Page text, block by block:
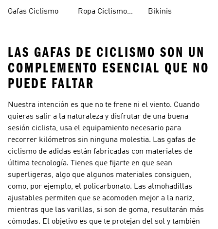
Gafas Ciclismo
Ropa Ciclismo
Bikinis
LAS GAFAS DE CICLISMO SON UN
COMPLEMENTO ESENCIAL QUE NO
PUEDE FALTAR
Nuestra intención es que no te frene ni el viento. Cuando
quieras salir a la naturaleza y disfrutar de una buena
sesión ciclista, usa el equipamiento necesario para
recorrer kilómetros sin ninguna molestia. Las gafas de
ciclismo de adidas están fabricadas con materiales de
última tecnología. Tienes que fijarte en que sean
superligeras, algo que algunos materiales consiguen,
como, por ejemplo, el policarbonato. Las almohadillas
ajustables permiten que se acomoden mejor a la nariz,
mientras que las varillas, si son de goma, resultarán más
cómodas. El objetivo es que te protejan del sol y también